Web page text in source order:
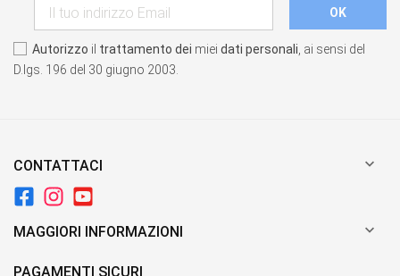
Autorizzo il trattamento dei miei dati personali , ai sensi del
D.lgs. 196 del 30 giugno 2003.
CONTATTACI 
MAGGIORI INFORMAZIONI 
PAGAMENTI SICURI